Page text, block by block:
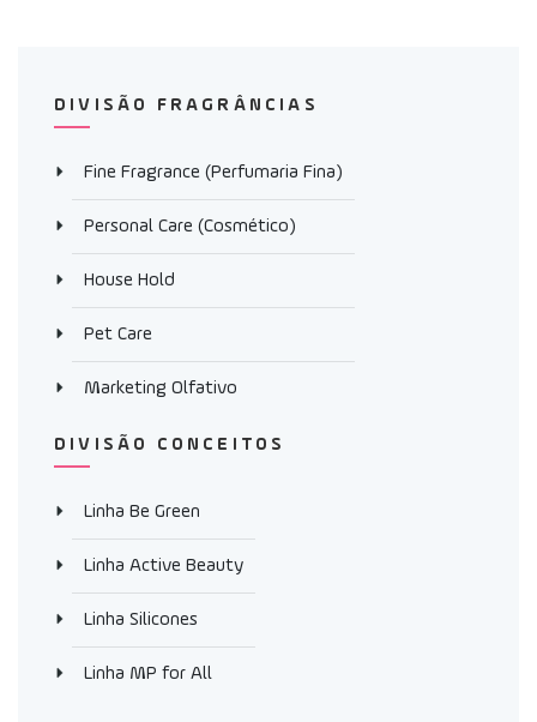
DIVISÃO FRAGRÂNCIAS
Fine Fragrance (Perfumaria Fina)
Personal Care (Cosmético)
House Hold
Pet Care
Marketing Olfativo
DIVISÃO CONCEITOS
Linha Be Green
Linha Active Beauty
Linha Silicones
Linha MP for All